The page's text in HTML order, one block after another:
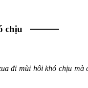
chịu
đi mùi hôi khó chịu